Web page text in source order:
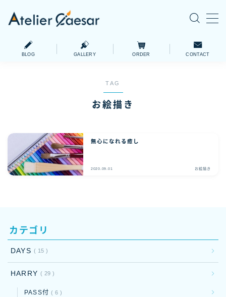
制作実績 GALLERY
イラスト作品 DRAWINGS
BLOG GALLERY ORDER CONTACT
TAG
お絵描き
無心になれる癒し
2020.09.01 お絵描き
カテゴリ
DAYS 15
HARRY 29
PASS付 6